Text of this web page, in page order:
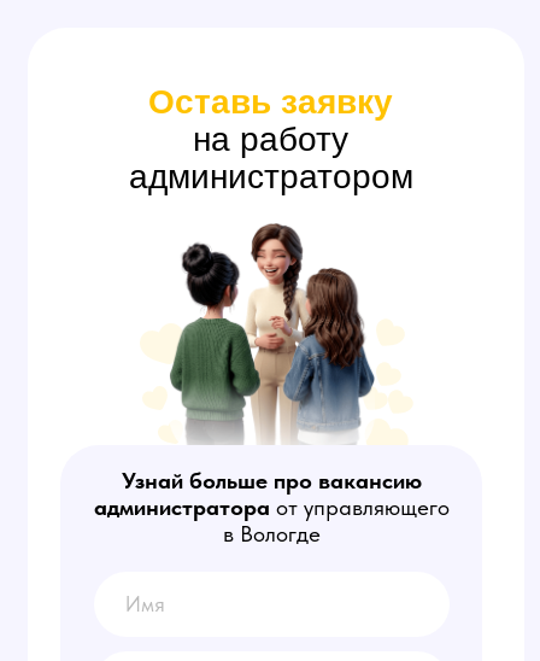
потенциальных моделей
на сайтах знакомств, созданием
объявлений с приглашением
девушек работать в студии.
Обязательны сильные
На этой вакансии оплата
за результат — количество
привлеченных в студию моделей
(от 20 000 руб за модель).
Работа в свободном графике,
Узнать больше